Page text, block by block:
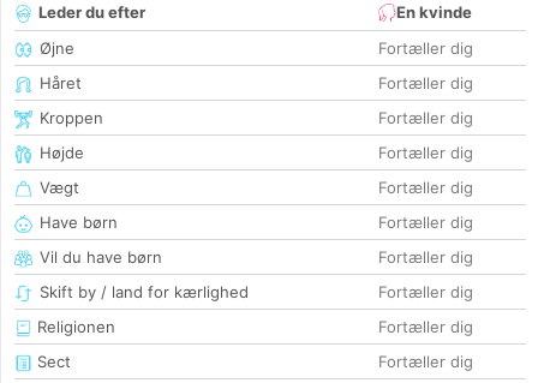
Leder du efter
En kvinde
Øjne
Fortæller dig
Håret
Fortæller dig
Kroppen
Fortæller dig
Højde
Fortæller dig
Vægt
Fortæller dig
Have børn
Fortæller dig
Vil du have børn
Fortæller dig
Skift by / land for kærlighed
Fortæller dig
Religionen
Fortæller dig
Sect
Fortæller dig